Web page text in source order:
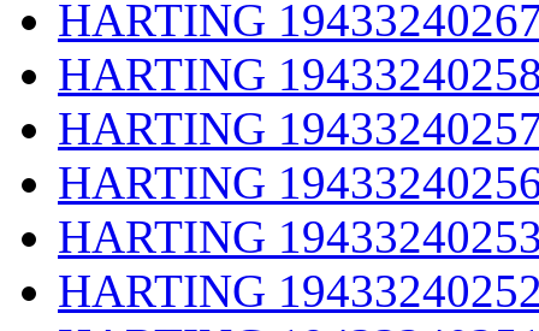
HARTING
HARTING
HARTING
HARTING
HARTING
HARTING